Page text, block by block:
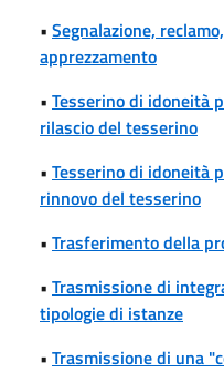
• Segnalazione,
apprezzamento
• Tesserino di idoneità
rilascio del tesserino
• Tesserino di idoneità
rinnovo del tesserino
• Trasferimento della
• Trasmissione di
tipologie di istanze
• Trasmissione di una